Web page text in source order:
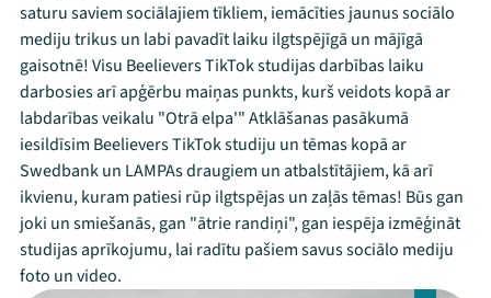
saturu saviem sociālajiem tīkliem, iemācīties jaunus sociālo
mediju trikus un labi pavadīt laiku ilgtspējīgā un mājīgā
gaisotnē! Visu Beelievers TikTok studijas darbības laiku
darbosies arī apģērbu maiņas punkts, kurš veidots kopā ar
labdarības veikalu "Otrā elpa'" Atklāšanas pasākumā
iesildīsim Beelievers TikTok studiju un tēmas kopā ar
Swedbank un LAMPAs draugiem un atbalstītājiem, kā arī
ikvienu, kuram patiesi rūp ilgtspējas un zaļās tēmas! Būs gan
joki un smiešanās, gan "ātrie randiņi", gan iespēja izmēģināt
studijas aprīkojumu, lai radītu pašiem savus sociālo mediju
foto un video.